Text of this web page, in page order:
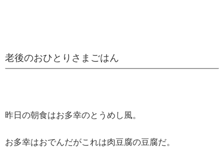
老後のおひとりさまごはん
昨日の朝食はお多幸のとうめし風。
お多幸はおでんだがこれは肉豆腐の豆腐だ。